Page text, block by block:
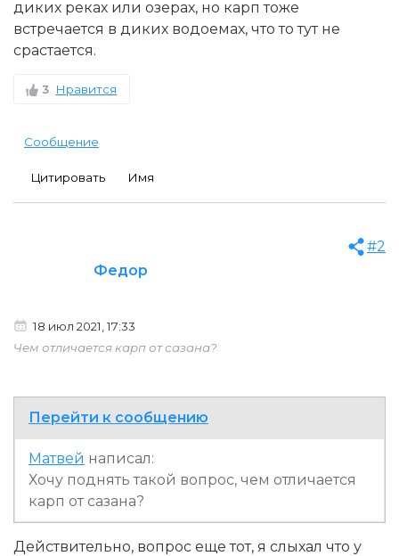
диких реках или озерах, но карп тоже
встречается в диких водоемах, что то тут не
срастается.
3 Нравится
Сообщение
Цитировать Имя
Федор
#2
18 июл 2021, 17:33
Чем отличается карп от сазана?
Перейти к сообщению
Матвей написал:
Хочу поднять такой вопрос, чем отличается
карп от сазана?
Действительно, вопрос еще тот, я слыхал что у